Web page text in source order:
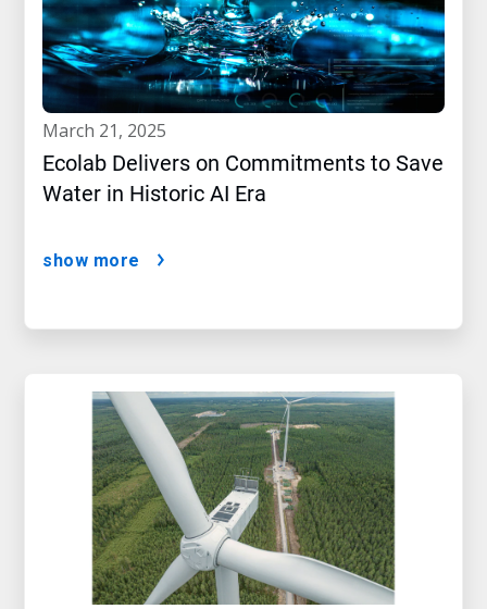
march 21, 2025
Ecolab Delivers on Commitments to Save
Water in Historic AI Era
show more